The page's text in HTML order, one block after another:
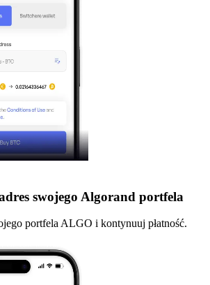
swojego Algorand portfela
portfela ALGO i kontynuuj płatność.